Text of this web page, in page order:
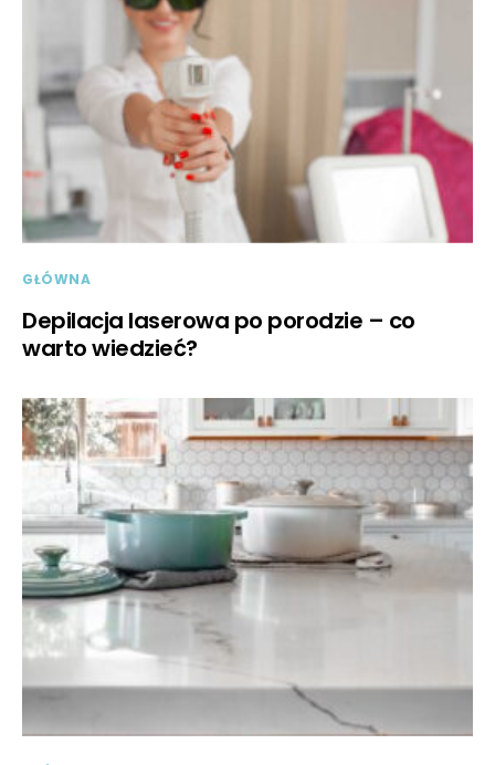
GŁÓWNA
Depilacja laserowa po porodzie – co
warto wiedzieć?